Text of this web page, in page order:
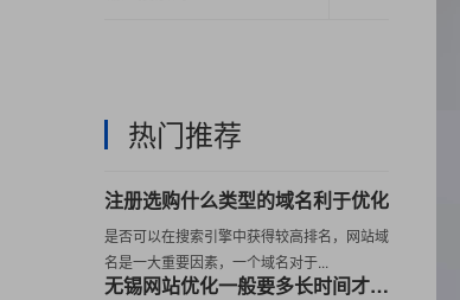
热门推荐
注册选购什么类型的域名利于优化
是否可以在搜索引擎中获得较高排名，网站域
名是一大重要因素，一个域名对于...
无锡网站优化一般要多长时间才有效果？